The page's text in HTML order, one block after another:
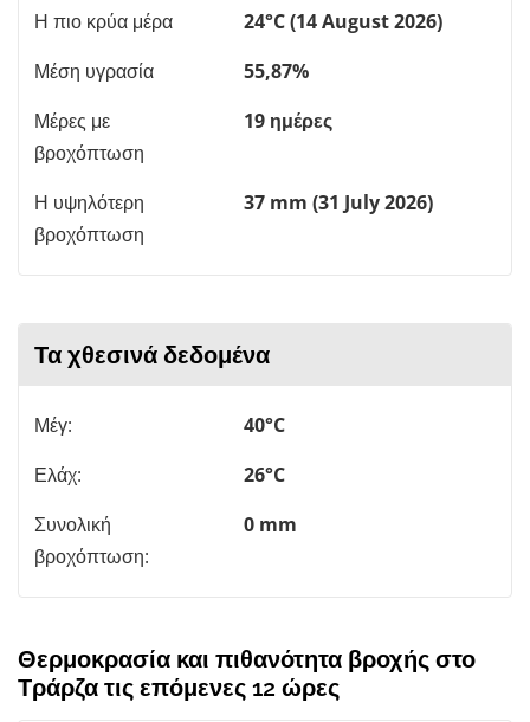
Η πιο κρύα μέρα
24°C (14 August 2026)
Μέση υγρασία
55,87%
Μέρες με
βροχόπτωση
19 ημέρες
Η υψηλότερη
βροχόπτωση
37 mm (31 July 2026)
Τα χθεσινά δεδομένα
Μέγ:
40°C
Ελάχ:
26°C
Συνολική
βροχόπτωση:
0 mm
Θερμοκρασία και πιθανότητα βροχής στο
Τράρζα τις επόμενες 12 ώρες